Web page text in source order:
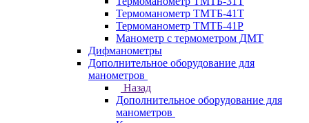
Термоманометр ТМТБ-41Т
Термоманометр ТМТБ-41Р
Манометр с термометром ДМТ
Дифманометры
Дополнительное оборудование для
манометров
Назад
Дополнительное оборудование для
манометров